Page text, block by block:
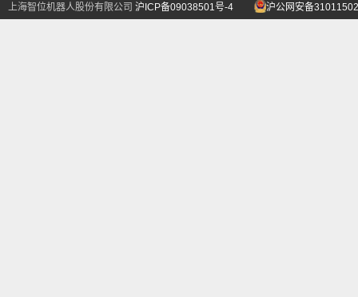
上海智位机器人股份有限公司 沪ICP备09038501号-4 沪公网安备